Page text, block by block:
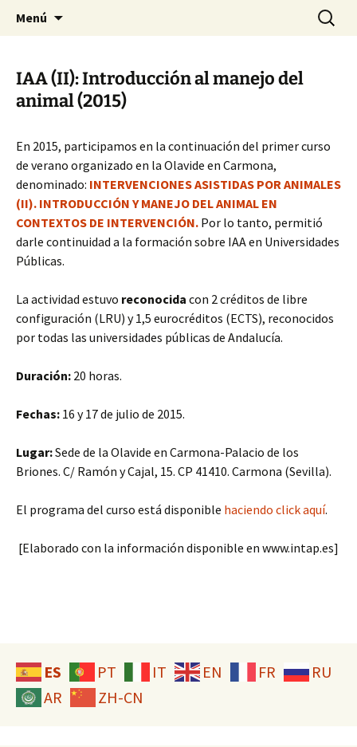
HABIER – Vínculo humano-
animal: Intervenciones,
Formación e Investigación
HABIER – Human-animal bond in
interventions, education & research
Menú Buscar:
IAA (II): Introducción al manejo del
animal (2015)
En 2015, participamos en la continuación del primer curso
de verano organizado en la Olavide en Carmona,
denominado: INTERVENCIONES ASISTIDAS POR ANIMALES
(II). INTRODUCCIÓN Y MANEJO DEL ANIMAL EN
CONTEXTOS DE INTERVENCIÓN. Por lo tanto, permitió
darle continuidad a la formación sobre IAA en Universidades
Públicas.
La actividad estuvo reconocida con 2 créditos de libre
configuración (LRU) y 1,5 eurocréditos (ECTS), reconocidos
por todas las universidades públicas de Andalucía.
Duración: 20 horas.
Fechas: 16 y 17 de julio de 2015.
Lugar:Sede de la Olavide en Carmona-Palacio de los
Briones. C/ Ramón y Cajal, 15. CP 41410. Carmona (Sevilla).
El programa del curso está disponible haciendo click aquí.
[Elaborado con la información disponible en www.intap.es]
ES PT IT EN FR
RU
AR
ZH-CN